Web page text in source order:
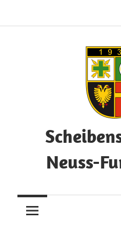
Neuss-
Willkommen!